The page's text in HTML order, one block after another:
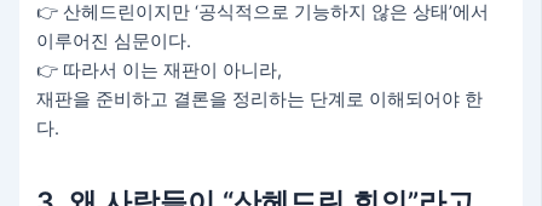
👉 산헤드린이지만 ‘공식적으로 기능하지 않은 상태’에서
이루어진 심문이다.
👉 따라서 이는 재판이 아니라,
재판을 준비하고 결론을 정리하는 단계로 이해되어야 한
다.